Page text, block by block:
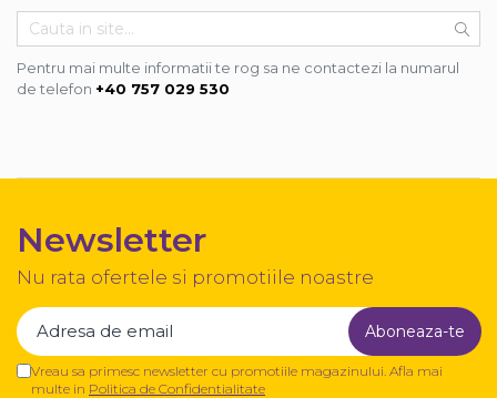
Intretinere uz alimentar
Solutii aparate de cafea
Solutii tehnice
Solutii curatat podele
Industriale
Detergenti
Pentru mai multe informatii te rog sa ne contactezi la numarul
de telefon +40 757 029 530
Newsletter
Nu rata ofertele si promotiile noastre
Vreau sa primesc newsletter cu promotiile magazinului. Afla mai
multe in Politica de Confidentialitate